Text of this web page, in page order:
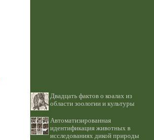
Двадцать фактов о коалах из
области зоологии и культуры
Автоматизированная
идентификация животных в
исследованиях дикой природы